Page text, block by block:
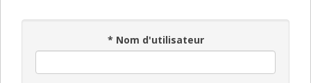
* Nom d'utilisateur